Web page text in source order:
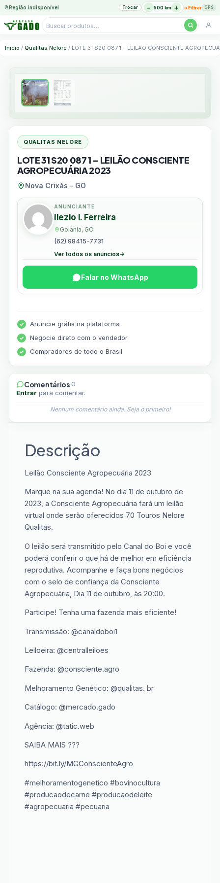
Região indisponível Trocar − 500 km + →Filtrar GPS
Pesquisar
para
Início / Qualitas Nelore / LOTE 31 S20 087 1 – LEILÃO CONSCIENTE
QUALITAS NELORE
LOTE 31 S20 087 1 – LEILÃO CONSCIENTE
AGROPECUÁRIA 2023
Nova Crixás - GO
ANUNCIANTE
Ilezio I. Ferreira
Goiânia, GO
(62) 98415-7731
Ver todos os anúncios→
Falar no WhatsApp
Anuncie grátis na plataforma
Negocie direto com o vendedor
Compradores de todo o Brasil
Comentários 0
Entrarpara comentar.
Nenhum comentário ainda. Seja o primeiro!
Descrição
Leilão Consciente Agropecuária 2023
Marque na sua agenda! No dia 11 de outubro de
2023, a Consciente Agropecuária fará um leilão
virtual onde serão oferecidos 70 Touros Nelore
Qualitas.
O leilão será transmitido pelo Canal do Boi e você
poderá conferir o que há de melhor em eficiência
reprodutiva. Acompanhe e faça bons negócios
com o selo de confiança da Consciente
Agropecuária, Dia 11 de outubro, às 20:00.
Participe! Tenha uma fazenda mais eficiente!
Transmissão: @canaldoboi1
Leiloeira: @centralleiloes
Fazenda: @consciente.agro
Melhoramento Genético: @qualitas. br
Catálogo: @mercado.gado
Agência: @tatic.web
SAIBA MAIS ???
https://bit.ly/MGConscienteAgro
#melhoramentogenetico #bovinocultura
#producaodecarne #producaodeleite
#agropecuaria #pecuaria